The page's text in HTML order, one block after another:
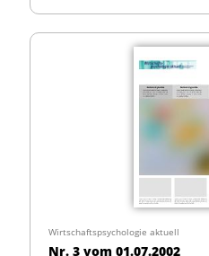
Wirtschaftspsychologie aktuell
Nr. 3 vom 01.07.2002